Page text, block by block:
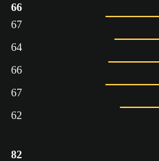
66
67
64
66
67
62
82